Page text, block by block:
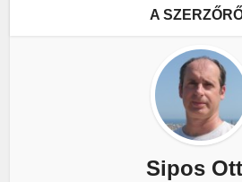
A
Sipos